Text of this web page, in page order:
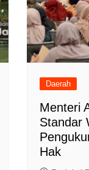
Daerah
Menteri
Standar
Hak